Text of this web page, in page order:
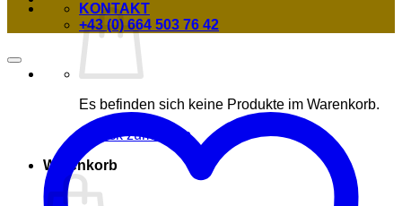
Es befinden sich keine Produkte im Warenkorb.
Zurück zum Shop
Warenkorb
KONTAKT
+43 (0) 664 503 76 42